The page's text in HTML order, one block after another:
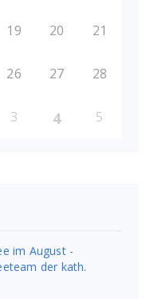
19 20 21
26 27 28
3 4 5
im August -
der kath.